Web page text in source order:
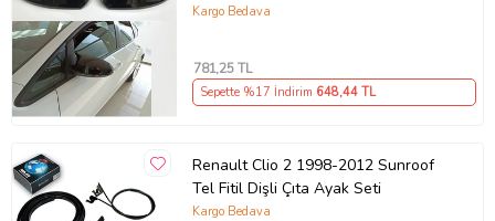
Kargo Bedava
781,25 TL
Sepette %17 İndirim 648,44 TL
Renault Clio 2 1998-2012 Sunroof
Tel Fitil Dişli Çıta Ayak Seti
Kargo Bedava